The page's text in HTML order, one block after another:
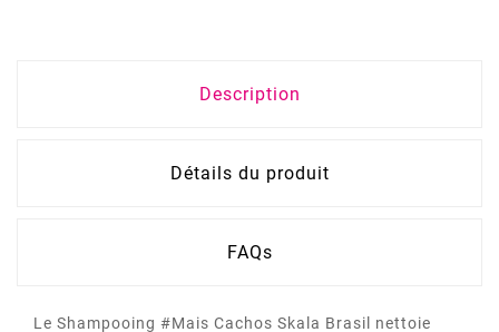
Description
Détails du produit
FAQs
Le Shampooing #Mais Cachos Skala Brasil nettoie